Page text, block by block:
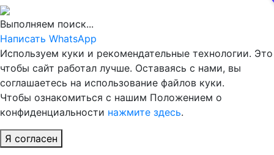
Выполняем поиск...
Написать WhatsApp
Используем куки и рекомендательные технологии. Это
чтобы сайт работал лучше. Оставаясь с нами, вы
соглашаетесь на использование файлов куки.
Чтобы ознакомиться с нашим Положением о
конфиденциальности нажмите здесь.
Я согласен